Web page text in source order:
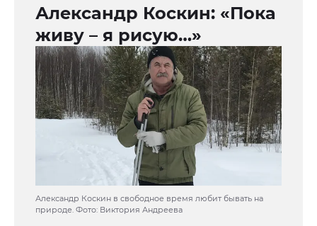
Александр Коскин: «Пока
живу – я рисую…»
Александр Коскин в свободное время любит бывать на
природе. Фото: Виктория Андреева